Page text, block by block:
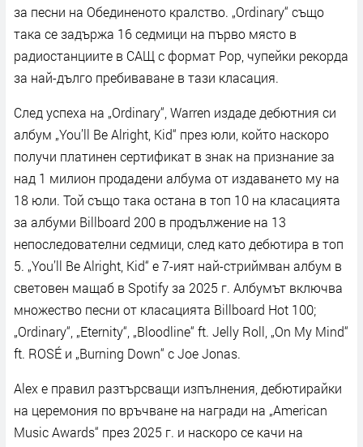
за песни на Обединеното кралство. „Ordinary“ също
така се задържа 16 седмици на първо място в
радиостанциите в САЩ с формат Pop, чупейки рекорда
за най-дълго пребиваване в тази класация.
След успеха на „Ordinary“, Warren издаде дебютния си
албум „You’ll Be Alright, Kid“ през юли, който наскоро
получи платинен сертификат в знак на признание за
над 1 милион продадени албума от издаването му на
18 юли. Той също така остана в топ 10 на класацията
за албуми Billboard 200 в продължение на 13
непоследователни седмици, след като дебютира в топ
5. „You’ll Be Alright, Kid“ е 7-ият най-стриймван албум в
световен мащаб в Spotify за 2025 г. Албумът включва
множество песни от класацията Billboard Hot 100;
„Ordinary“, „Eternity“, „Bloodline“ ft. Jelly Roll, „On My Mind“
ft. ROSÉ и „Burning Down“ с Joe Jonas.
Alex е правил разтърсващи изпълнения, дебютирайки
на церемония по връчване на награди на „American
Music Awards“ през 2025 г. и наскоро се качи на